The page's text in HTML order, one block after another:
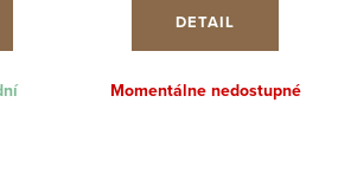
DETAIL
Momentálne nedostupné